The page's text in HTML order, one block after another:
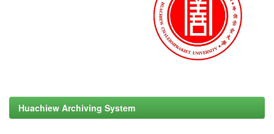
Huachiew Archiving System